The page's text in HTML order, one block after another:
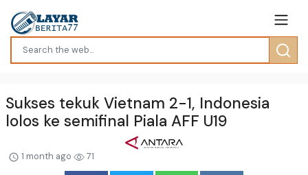
Sukses tekuk Vietnam 2-1, Indonesia
lolos ke semifinal Piala AFF U19
1 month ago 71